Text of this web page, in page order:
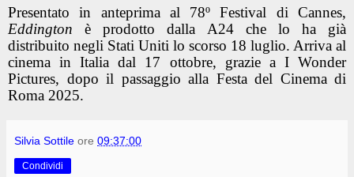
Presentato in anteprima al 78º Festival di Cannes,
Eddington è prodotto dalla A24 che lo ha già
distribuito negli Stati Uniti lo scorso 18 luglio. Arriva al
cinema in Italia dal 17 ottobre, grazie a I Wonder
Pictures, dopo il passaggio alla Festa del Cinema di
Roma 2025.
Silvia Sottile ore 09:37:00
Condividi